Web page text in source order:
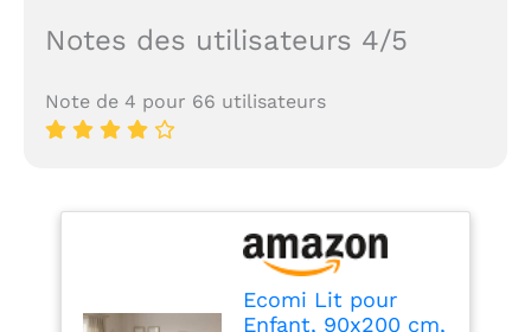
Notes des utilisateurs 4/5
Note de 4 pour 66 utilisateurs
Ecomi Lit pour
Enfant, 90x200 cm,